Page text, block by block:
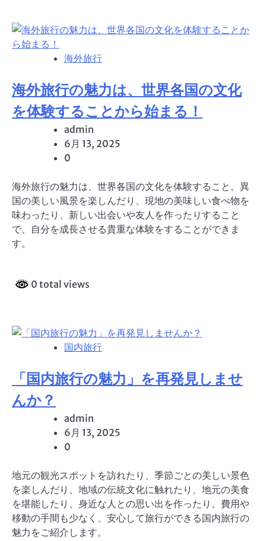
海外旅行
海外旅行の魅力は、世界各国の文化
を体験することから始まる！
admin
6月 13, 2025
0
海外旅行の魅力は、世界各国の文化を体験すること。異
国の美しい風景を楽しんだり、現地の美味しい食べ物を
味わったり、新しい出会いや友人を作ったりすること
で、自分を成長させる貴重な体験をすることができま
す。
0 total views
国内旅行
「国内旅行の魅力」を再発見しませ
んか？
admin
6月 13, 2025
0
地元の観光スポットを訪れたり、季節ごとの美しい景色
を楽しんだり、地域の伝統文化に触れたり、地元の美食
を堪能したり、身近な人との思い出を作ったり。費用や
移動の手間も少なく、安心して旅行ができる国内旅行の
魅力をご紹介します。